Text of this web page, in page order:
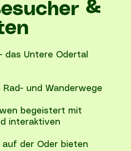
&
das Untere Odertal
und Wanderwege
begeistert mit
interaktiven
der Oder bieten